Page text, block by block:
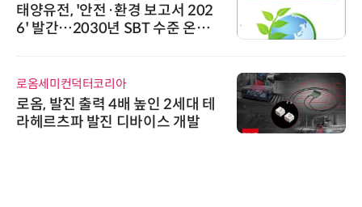
태양유전, '안전·환경 보고서 202
6' 발간…2030년 SBT 수준 온실
로옴세미컨덕터코리아
로옴, 발진 출력 4배 높인 2세대 테
라헤르츠파 발진 디바이스 개발